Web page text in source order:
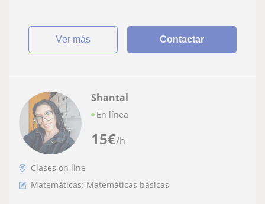
ver más Contactar
15€/h
Shantal
En línea
Clases on line
Matemáticas: Matemáticas básicas